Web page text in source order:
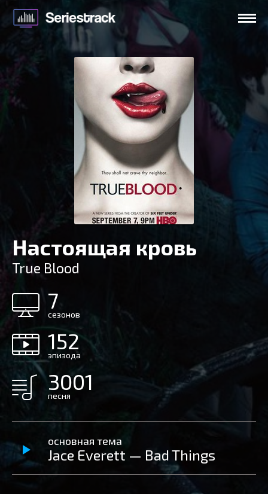
Настоящая кровь
True Blood
7
сезонов
152
эпизода
3001
песня
основная тема
Jace Everett — Bad Things